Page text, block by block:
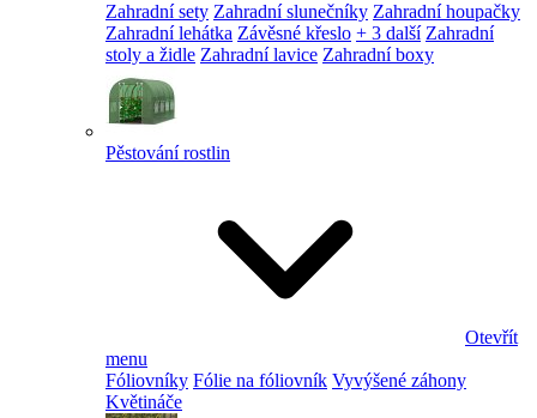
Zahradní sety Zahradní slunečníky Zahradní houpačky
Zahradní lehátka Závěsné křeslo + 3 další Zahradní
stoly a židle Zahradní lavice Zahradní boxy
Pěstování rostlin
Otevřít
menu
Fóliovníky Fólie na fóliovník Vyvýšené záhony
Květináče